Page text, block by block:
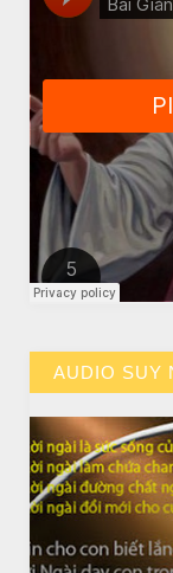
AUDIO SUY
CHUYỆN Ý
ĐÊM NOEL
CHUYỆN Ý